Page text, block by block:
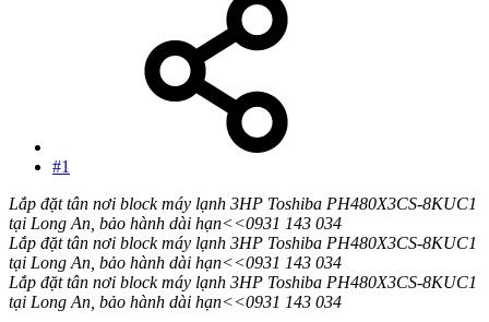
#1
Lắp đặt tân nơi block máy lạnh 3HP Toshiba PH480X3CS-8KUC1
tại Long An, bảo hành dài hạn<<0931 143 034
Lắp đặt tân nơi block máy lạnh 3HP Toshiba PH480X3CS-8KUC1
tại Long An, bảo hành dài hạn<<0931 143 034
Lắp đặt tân nơi block máy lạnh 3HP Toshiba PH480X3CS-8KUC1
tại Long An, bảo hành dài hạn<<0931 143 034